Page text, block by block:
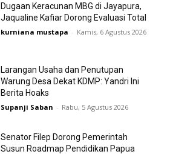
Dugaan Keracunan MBG di Jayapura,
Jaqualine Kafiar Dorong Evaluasi Total
kurniana mustapa - Kamis, 6 Agustus 2026
Larangan Usaha dan Penutupan
Warung Desa Dekat KDMP: Yandri Ini
Berita Hoaks
Supanji Saban - Rabu, 5 Agustus 2026
Senator Filep Dorong Pemerintah
Susun Roadmap Pendidikan Papua